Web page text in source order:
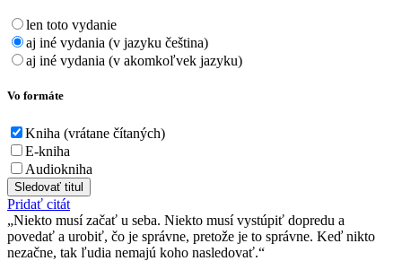
len toto vydanie
aj iné vydania (v jazyku čeština)
aj iné vydania (v akomkoľvek jazyku)
Vo formáte
Kniha (vrátane čítaných)
E-kniha
Audiokniha
Sledovať titul
Pridať citát
Niekto musí začať u seba. Niekto musí vystúpiť dopredu a
povedať a urobiť, čo je správne, pretože je to správne. Keď nikto
nezačne, tak ľudia nemajú koho nasledovať.